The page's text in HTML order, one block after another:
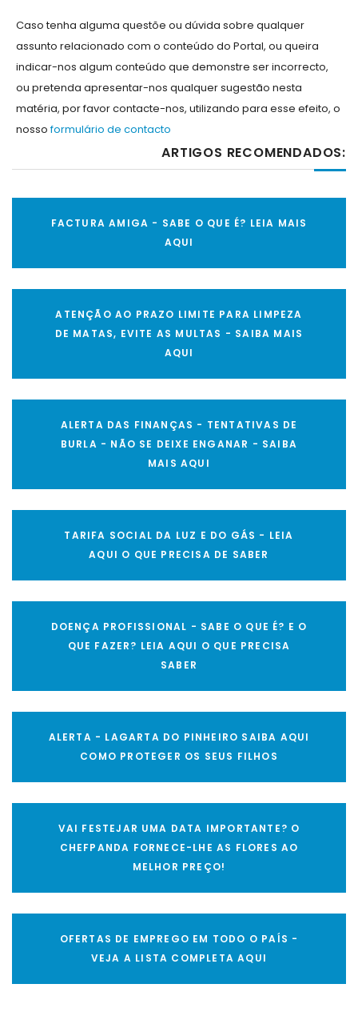
Caso tenha alguma questõe ou dúvida sobre qualquer
assunto relacionado com o conteúdo do Portal, ou queira
indicar-nos algum conteúdo que demonstre ser incorrecto,
ou pretenda apresentar-nos qualquer sugestão nesta
matéria, por favor contacte-nos, utilizando para esse efeito, o
nossoformulário de contacto
ARTIGOS RECOMENDADOS:
FACTURA AMIGA - SABE O QUE É? LEIA MAIS
AQUI
ATENÇÃO AO PRAZO LIMITE PARA LIMPEZA
DE MATAS, EVITE AS MULTAS - SAIBA MAIS
AQUI
ALERTA DAS FINANÇAS - TENTATIVAS DE
BURLA - NÃO SE DEIXE ENGANAR - SAIBA
MAIS AQUI
TARIFA SOCIAL DA LUZ E DO GÁS - LEIA
AQUI O QUE PRECISA DE SABER
DOENÇA PROFISSIONAL - SABE O QUE É? E O
QUE FAZER? LEIA AQUI O QUE PRECISA
SABER
ALERTA - LAGARTA DO PINHEIRO SAIBA AQUI
COMO PROTEGER OS SEUS FILHOS
VAI FESTEJAR UMA DATA IMPORTANTE? O
CHEFPANDA FORNECE-LHE AS FLORES AO
MELHOR PREÇO!
OFERTAS DE EMPREGO EM TODO O PAÍS -
VEJA A LISTA COMPLETA AQUI